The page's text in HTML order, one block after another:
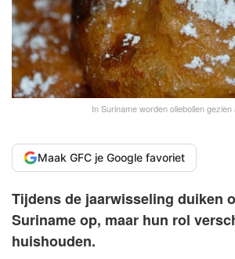
In Suriname worden oliebollen
Maak GFC je Google favoriet
Tijdens de jaarwisseling duiken
Suriname op, maar hun rol
huishouden.